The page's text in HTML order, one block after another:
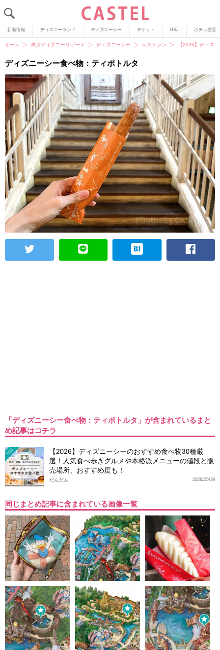
新着情報 ディズニーランド ディズニーシー チケット USJ ホテル空室
ホーム 東京ディズニーリゾート ディズニーシー レストラン 【2026】ディズ
ディズニーシー食べ物：ティポトルタ
「ディズニーシー食べ物：ティポトルタ」が含まれているまと
め記事はコチラ
TDS
【2026】ディズニーシーのおすすめ食べ物30種厳
選！人気食べ歩きグルメや本格派メニューの値段と販
売場所、おすすめ度も！
2026/05/29
だんだん
同じまとめ記事に含まれている画像一覧